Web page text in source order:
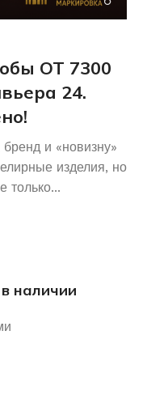
ОТ 7300
24.
и «новизну»
изделия, но
только...
наличии